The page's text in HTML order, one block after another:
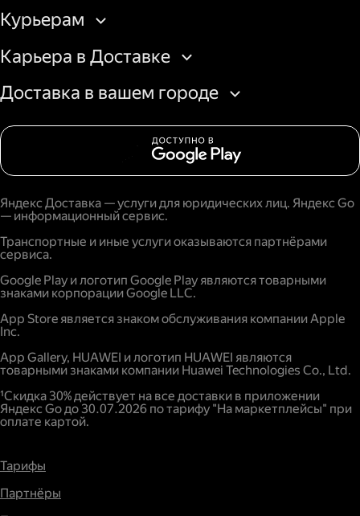
Курьерам
Карьера в Доставке
Доставка в вашем городе
Яндекс Доставка — услуги для юридических лиц. Яндекс Go
— информационный сервис.
Транспортные и иные услуги оказываются партнёрами
сервиса.
Google Play и логотип Google Play являются товарными
знаками корпорации Google LLC.
App Store является знаком обслуживания компании Apple
Inc.
App Gallery, HUAWEI и логотип HUAWEI являются
товарными знаками компании Huawei Technologies Co., Ltd.
¹Скидка 30% действует на все доставки в приложении
Яндекс Go до 30.07.2026 по тарифу "На маркетплейсы" при
оплате картой.
Тарифы
Партнёры